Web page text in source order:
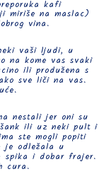
kafi
miriše na maslac)
vina.
vaši ljudi, u
na kome vas svaki
ili produžena s
sve liči na vas.
nestali jer oni su
ili uz neki pult i
ste mogli popiti
je odležala u
spika i dobar frajer.
cura.